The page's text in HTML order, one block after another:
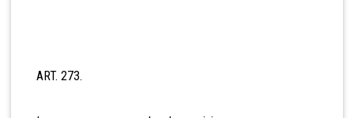
ART. 273.